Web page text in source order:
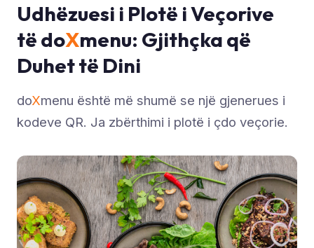
Udhëzuesi i Plotë i Veçorive
të doXmenu: Gjithçka që
Duhet të Dini
doXmenu është më shumë se një gjenerues i
kodeve QR. Ja zbërthimi i plotë i çdo veçorie.